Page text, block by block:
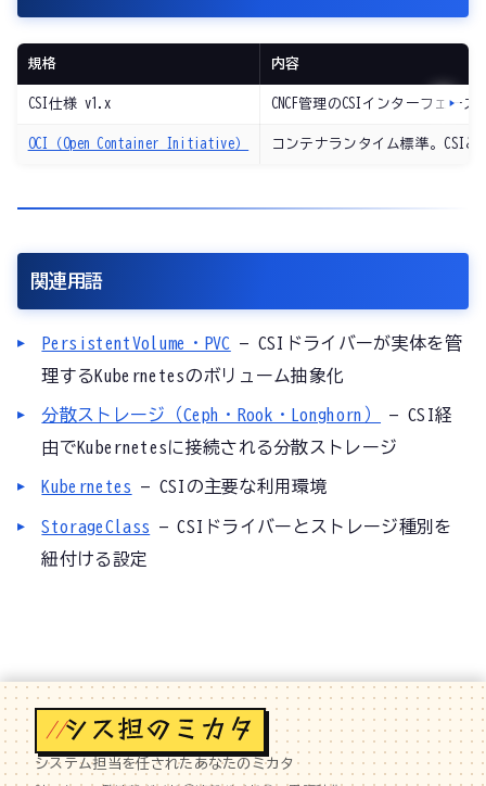
規格 内容
CSI仕様 v1.x CNCF管理のCSIインターフェー
OCI（Open Container Initiative） コンテナランタイム標準。CSI
関連用語
PersistentVolume・PVC
— CSIドライバーが実体を管
理するKubernetesのボリューム抽象化
分散ストレージ（Ceph・Rook・Longhorn）
— CSI経
由でKubernetesに接続される分散ストレージ
Kubernetes — CSIの主要な利用環境
StorageClass — CSIドライバーとストレージ種別を
紐付ける設定
//
システム担当を任されたあなたのミカタ